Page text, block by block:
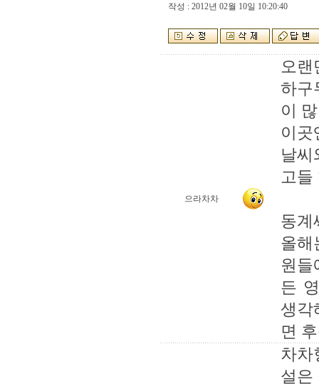
작성 : 2012년 02월 10일 10:20:40
으라차차
오랜
하구
이
이곳
날
고들
동계
올해
원들
든
생각
면
차차
설은